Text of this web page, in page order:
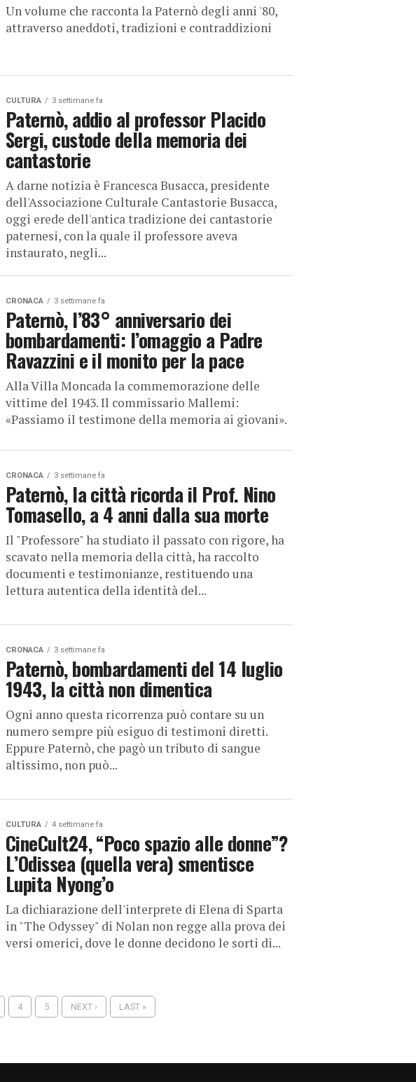
Un volume che racconta la Paternò degli anni '80,
attraverso aneddoti, tradizioni e contraddizioni
CULTURA 3 settimane fa
Paternò, addio al professor Placido
Sergi, custode della memoria dei
cantastorie
A darne notizia è Francesca Busacca, presidente
dell'Associazione Culturale Cantastorie Busacca,
oggi erede dell'antica tradizione dei cantastorie
paternesi, con la quale il professore aveva
instaurato, negli...
CRONACA 3 settimane fa
Paternò, l’83° anniversario dei
bombardamenti: l’omaggio a Padre
Ravazzini e il monito per la pace
Alla Villa Moncada la commemorazione delle
vittime del 1943. Il commissario Mallemi:
«Passiamo il testimone della memoria ai giovani».
CRONACA 3 settimane fa
Paternò, la città ricorda il Prof. Nino
Tomasello, a 4 anni dalla sua morte
Il "Professore" ha studiato il passato con rigore, ha
scavato nella memoria della città, ha raccolto
documenti e testimonianze, restituendo una
lettura autentica della identità del...
CRONACA 3 settimane fa
Paternò, bombardamenti del 14 luglio
1943, la città non dimentica
Ogni anno questa ricorrenza può contare su un
numero sempre più esiguo di testimoni diretti.
Eppure Paternò, che pagò un tributo di sangue
altissimo, non può...
CULTURA 4 settimane fa
CineCult24, “Poco spazio alle donne”?
L’Odissea (quella vera) smentisce
Lupita Nyong’o
La dichiarazione dell'interprete di Elena di Sparta
in "The Odyssey" di Nolan non regge alla prova dei
versi omerici, dove le donne decidono le sorti di...
4 5 NEXT › LAST »